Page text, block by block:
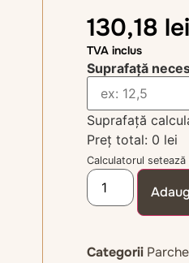
130,18 lei
TVA inclus
Suprafață
Suprafață
Preț total: 0 lei
Calculatorul
Categorii